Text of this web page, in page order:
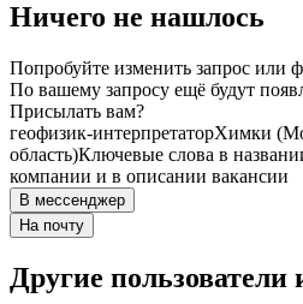
Ничего не нашлось
Попробуйте изменить запрос или
По вашему запросу ещё будут
Присылать вам?
геофизик-интерпретаторХимки
область)Ключевые слова в
компании и в описании вакансии
В мессенджер
На почту
Другие пользователи